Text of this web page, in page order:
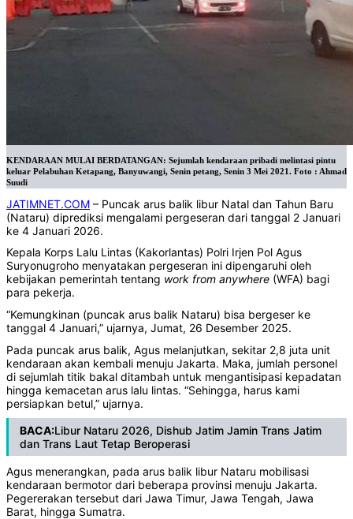
KENDARAAN MULAI BERDATANGAN: Sejumlah kendaraan pribadi melintasi pintu
keluar Pelabuhan Ketapang, Banyuwangi, Senin petang, Senin 3 Mei 2021. Foto : Ahmad
Suudi
JATIMNET.COM – Puncak arus balik libur Natal dan Tahun Baru
(Nataru) diprediksi mengalami pergeseran dari tanggal 2 Januari
ke 4 Januari 2026.
Kepala Korps Lalu Lintas (Kakorlantas) Polri Irjen Pol Agus
Suryonugroho menyatakan pergeseran ini dipengaruhi oleh
kebijakan pemerintah tentang work from anywhere (WFA) bagi
para pekerja.
“Kemungkinan (puncak arus balik Nataru) bisa bergeser ke
tanggal 4 Januari,” ujarnya, Jumat, 26 Desember 2025.
Pada puncak arus balik, Agus melanjutkan, sekitar 2,8 juta unit
kendaraan akan kembali menuju Jakarta. Maka, jumlah personel
di sejumlah titik bakal ditambah untuk mengantisipasi kepadatan
hingga kemacetan arus lalu lintas. “Sehingga, harus kami
persiapkan betul,” ujarnya.
BACA:Libur Nataru 2026, Dishub Jatim Jamin Trans Jatim
dan Trans Laut Tetap Beroperasi
Agus menerangkan, pada arus balik libur Nataru mobilisasi
kendaraan bermotor dari beberapa provinsi menuju Jakarta.
Pegererakan tersebut dari Jawa Timur, Jawa Tengah, Jawa
Barat, hingga Sumatra.